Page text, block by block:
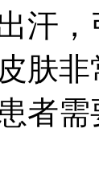
汗
肤
者